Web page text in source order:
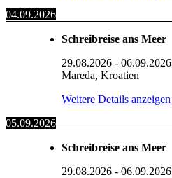
04.09.2026
Schreibreise ans Meer
29.08.2026 - 06.09.2026
Mareda, Kroatien
Weitere Details anzeigen
05.09.2026
Schreibreise ans Meer
29.08.2026 - 06.09.2026